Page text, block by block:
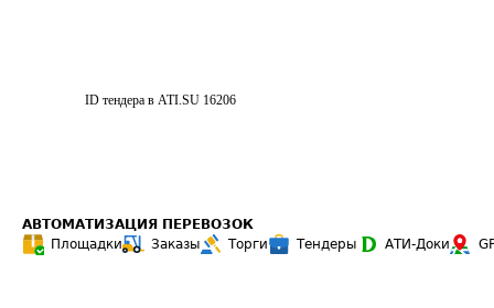
ID тендера в ATI.SU 16206
АВТОМАТИЗАЦИЯ ПЕРЕВОЗОК
Площадки
Заказы Торги Тендеры АТИ-Доки